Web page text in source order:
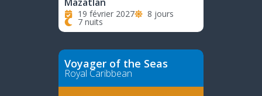
19 février 2027 8 jours
7 nuits
Voyager of the Seas
Royal Caribbean